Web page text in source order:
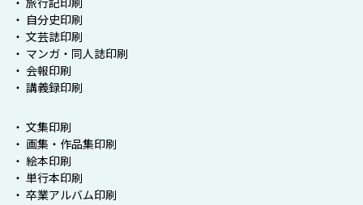
・ 自分史印刷
・ 文芸誌印刷
・ マンガ・同人誌印刷
・ 会報印刷
・ 講義録印刷
・ 文集印刷
・ 画集・作品集印刷
・ 絵本印刷
・ 単行本印刷
・ 卒業アルバム印刷